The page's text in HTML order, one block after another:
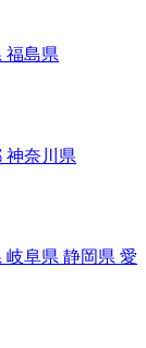
福島県
神奈川県
岐阜県 静岡県 愛